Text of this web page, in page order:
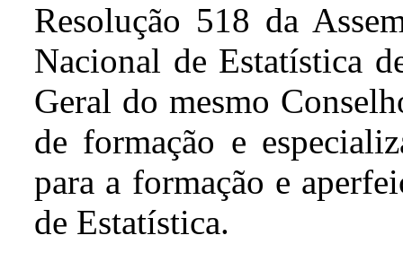
Resolução 518 da
Nacional de Estatística
Geral do mesmo
de formação e
para a formação e
de Estatística.